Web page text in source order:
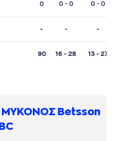
0 0 - 0 0 - 0
- - -
90 16 - 28 13 - 27
ΜΥΚΟΝΟΣ Betsson
BC